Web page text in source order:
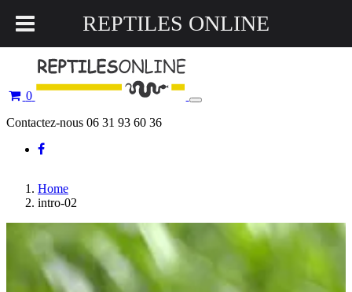
0
Toggle
Contactez-nous 06 31 93 60 36
Home
intro-02
REPTILES ONLINE